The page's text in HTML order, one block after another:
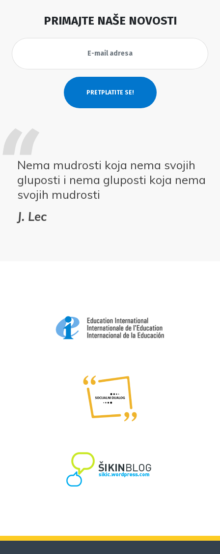
PRIMAJTE NAŠE NOVOSTI
Nema mudrosti koja nema svojih
gluposti i nema gluposti koja nema
svojih mudrosti
J. Lec